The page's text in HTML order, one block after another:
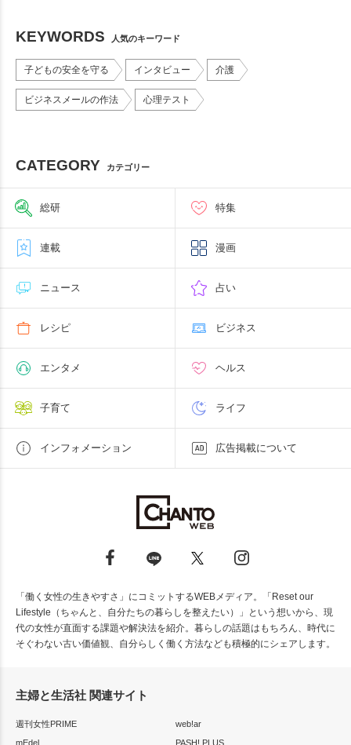
KEYWORDS 人気のキーワード
子どもの安全を守る インタビュー 介護
ビジネスメールの作法 心理テスト
CATEGORY カテゴリー
総研 特集
連載 漫画
ニュース 占い
レシピ ビジネス
エンタメ ヘルス
子育て ライフ
インフォメーション 広告掲載について
「働く女性の生きやすさ」にコミットするWEBメディア。「Reset our
Lifestyle（ちゃんと、自分たちの暮らしを整えたい）」という想いから、現
代の女性が直面する課題や解決法を紹介。暮らしの話題はもちろん、時代に
そぐわない古い価値観、自分らしく働く方法なども積極的にシェアします。
主婦と生活社 関連サイト
週刊女性PRIME
web!ar
mEdel
PASH! PLUS